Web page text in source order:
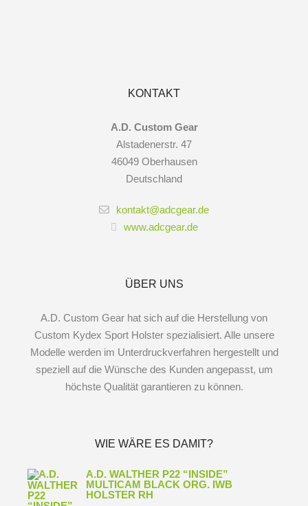
KONTAKT
A.D. Custom Gear
Alstadenerstr. 47
46049 Oberhausen
Deutschland
kontakt@adcgear.de
www.adcgear.de
ÜBER UNS
A.D. Custom Gear hat sich auf die Herstellung von
Custom Kydex Sport Holster spezialisiert. Alle unsere
Modelle werden im Unterdruckverfahren hergestellt und
speziell auf die Wünsche des Kunden angepasst, um
höchste Qualität garantieren zu können.
WIE WÄRE ES DAMIT?
A.D. WALTHER P22 “INSIDE”
MULTICAM BLACK ORG. IWB
HOLSTER RH